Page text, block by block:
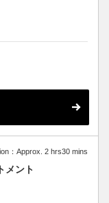
ていきます。
：Approx. 2 hrs30 mins
メント